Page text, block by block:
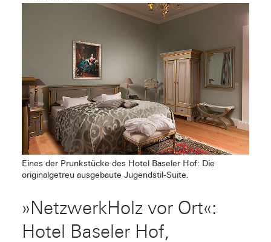
Eines der Prunkstücke des Hotel Baseler Hof: Die
originalgetreu ausgebaute Jugendstil-Suite.
»NetzwerkHolz vor Ort«:
Hotel Baseler Hof,